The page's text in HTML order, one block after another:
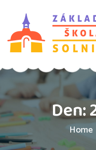
Den:
Home